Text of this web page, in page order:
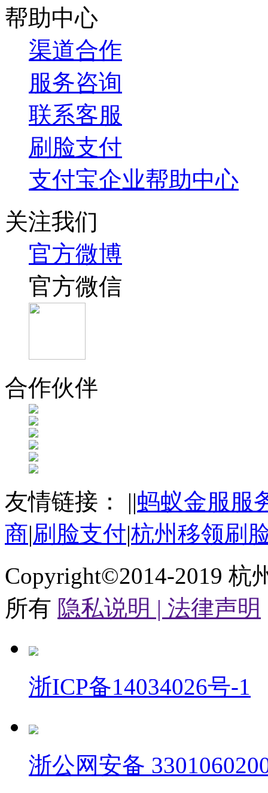
帮助中心
渠道合作
服务咨询
联系客服
刷脸支付
支付宝企业帮助中心
关注我们
官方微博
官方微信
合作伙伴
友情链接： ||蚂蚁金服服
商|刷脸支付|杭州移领刷
Copyright©2014-2019 杭
所有 隐私说明 | 法律声明
浙ICP备14034026号-1
浙公网安备